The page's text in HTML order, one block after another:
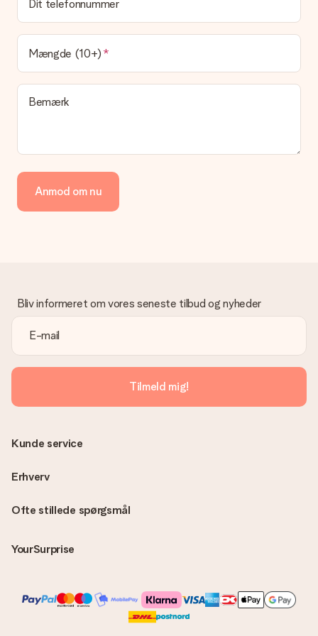
Leveringstiden findes på gavens produktside. Du kan stole på,
at vores postfirma leverer din gave på denne dag.
Hvilke leveringsmuligheder kan jeg vælge?
I øjeblikket er det ikke (endnu) muligt at vælge en
leveringsindstilling. Den gave, du vil bestille, sendes enten som
en pakke eller som postkasse levering. Vil du gerne vide
hvilken måde din ordre sendes på? Kontakt venligst vores
Vi tilbyder følgende betalingsmetoder: Dankort, Paypal,
kreditkort, faktura via Klarna eller bankoverførsel. I tilfælde af
manuel betaling overførsel, skal du tage højde for en ekstra 3
venligst vores kundeservice, de hjælper gerne med at finde en
passende løsning.
Er fakturaen sendt sammen med ordren?
Ingen faktura sendes med din ordre. Du modtager altid
fakturaen i bekræftelsesemailen, og du kan altid finde den i din
MySurprise-konto. Det betyder at du kan få gaven leveret
direkte til modtageren, hvilket gør det til en sand
overraskelse!
Dit telefonnummer
Mængde (10+)
Bemærk
Anmod om nu
Bliv informeret om vores seneste tilbud og nyheder
Tilmeld mig!
Ofte stillede spørgsmål
YourSurprise
Kunde service
Erhverv